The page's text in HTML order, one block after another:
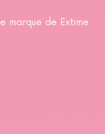
marque de Extime